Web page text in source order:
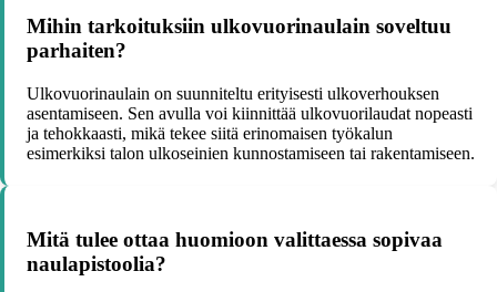
Mihin tarkoituksiin ulkovuorinaulain soveltuu
parhaiten?
Ulkovuorinaulain on suunniteltu erityisesti ulkoverhouksen
asentamiseen. Sen avulla voi kiinnittää ulkovuorilaudat nopeasti
ja tehokkaasti, mikä tekee siitä erinomaisen työkalun
esimerkiksi talon ulkoseinien kunnostamiseen tai rakentamiseen.
Mitä tulee ottaa huomioon valittaessa sopivaa
naulapistoolia?